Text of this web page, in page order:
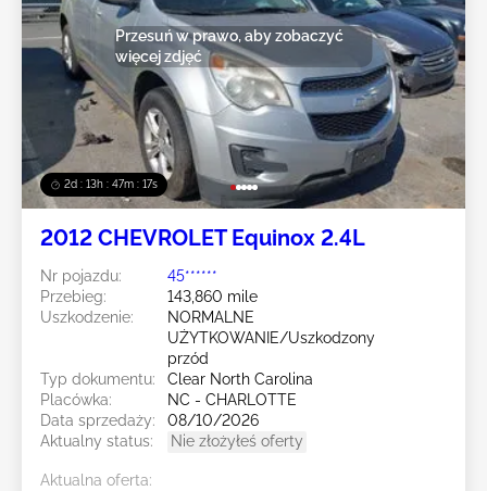
2d : 13h : 47m : 14s
Przesuń w prawo, aby zobaczyć
więcej zdjęć
2012 CHEVROLET Equinox 2.4L
Nr pojazdu:
45******
Przebieg:
143,860 mile
Uszkodzenie:
NORMALNE
UŻYTKOWANIE/Uszkodzony
przód
Typ dokumentu:
Clear North Carolina
Placówka:
NC - CHARLOTTE
Data sprzedaży:
08/10/2026
Aktualny status:
Nie złożyłeś oferty
Aktualna oferta: